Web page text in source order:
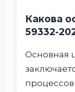
Какова
59332-
Основная